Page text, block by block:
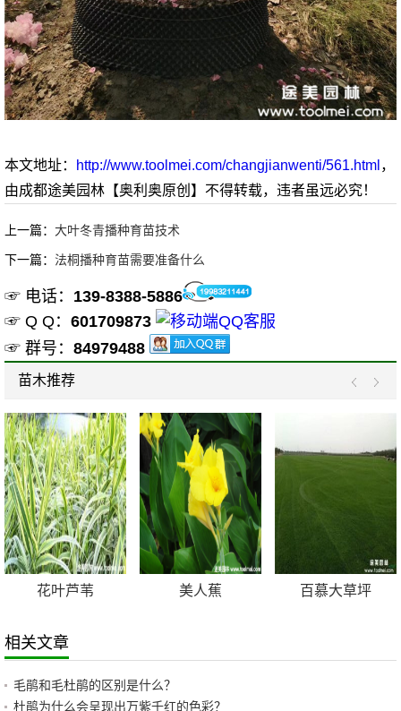
本文地址： http://www.toolmei.com/changjianwenti/561.html ，
由成都途美园林【奥利奥原创】不得转载，违者虽远必究！
上一篇：大叶冬青播种育苗技术
下一篇： 法桐播种育苗需要准备什么
☞ 电话： 139-8388-5886
☞ Q Q：601709873
☞ 群号：84979488
苗木推荐
花叶芦苇 美人蕉 百慕大草坪
相关文章
毛鹃和毛杜鹃的区别是什么？
杜鹃为什么会呈现出万紫千红的色彩？